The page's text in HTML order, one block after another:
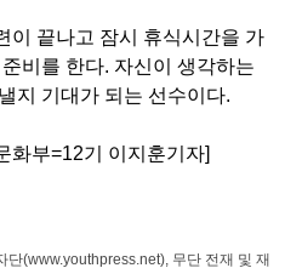
이 끝나고 잠시 휴식시간을 가
비를 한다. 자신이 생각하는
지 기대가 되는 선수이다.
화부=12기 이지훈기자]
(www.youthpress.net), 무단 전재 및 재